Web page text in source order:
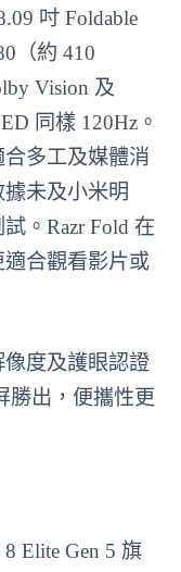
吋 Foldable
（約 410
Vision 及
同樣 120Hz。
多工及媒體消
未及小米明
。Razr Fold 在
合觀看影片或
度及護眼認證
勝出，便攜性更
Elite Gen 5 旗